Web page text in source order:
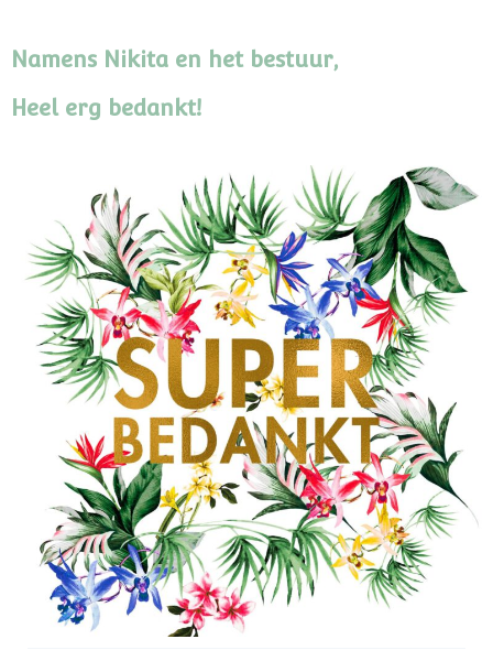
Namens Nikita en het bestuur,
Heel erg bedankt!